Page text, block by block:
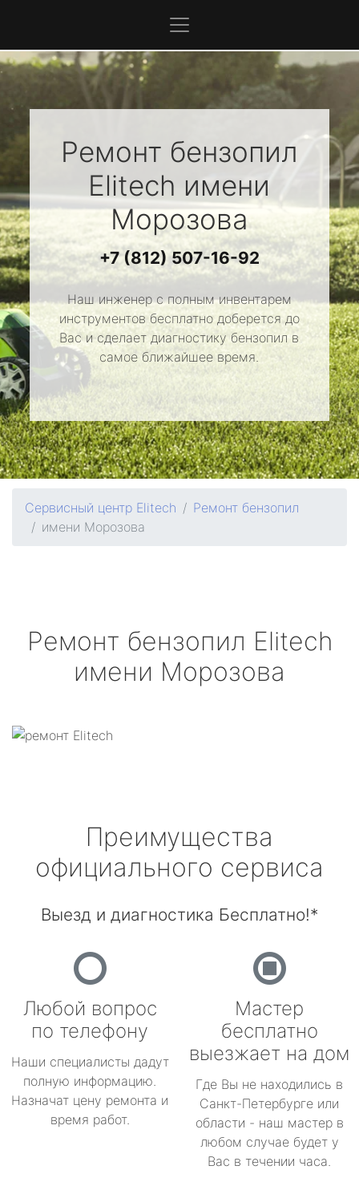
Ремонт бензопил
Elitech имени
Морозова
+7 (812) 507-16-92
Наш инженер с полным инвентарем
инструментов бесплатно доберется до
Вас и сделает диагностику бензопил в
самое ближайшее время.
Сервисный центр Elitech
Ремонт бензопил
имени Морозова
Ремонт бензопил Elitech
имени Морозова
Преимущества
официального сервиса
Выезд и диагностика Бесплатно!*
Любой вопрос
по телефону
Наши специалисты дадут
полную информацию.
Назначат цену ремонта и
время работ.
Мастер
бесплатно
выезжает на дом
Где Вы не находились в
Санкт-Петербурге или
области - наш мастер в
любом случае будет у
Вас в течении часа.